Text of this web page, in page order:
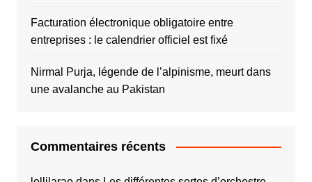
Facturation électronique obligatoire entre
entreprises : le calendrier officiel est fixé
Nirmal Purja, légende de l’alpinisme, meurt dans
une avalanche au Pakistan
Commentaires récents